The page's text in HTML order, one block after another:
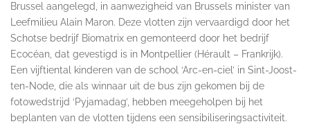
Brussel aangelegd, in aanwezigheid van Brussels minister van
Leefmilieu Alain Maron. Deze vlotten zijn vervaardigd door het
Schotse bedrijf Biomatrix en gemonteerd door het bedrijf
Ecocéan, dat gevestigd is in Montpellier (Hérault – Frankrijk).
Een vijftiental kinderen van de school ‘Arc-en-ciel’ in Sint-Joost-
ten-Node, die als winnaar uit de bus zijn gekomen bij de
fotowedstrijd ‘Pyjamadag’, hebben meegeholpen bij het
beplanten van de vlotten tijdens een sensibiliseringsactiviteit.